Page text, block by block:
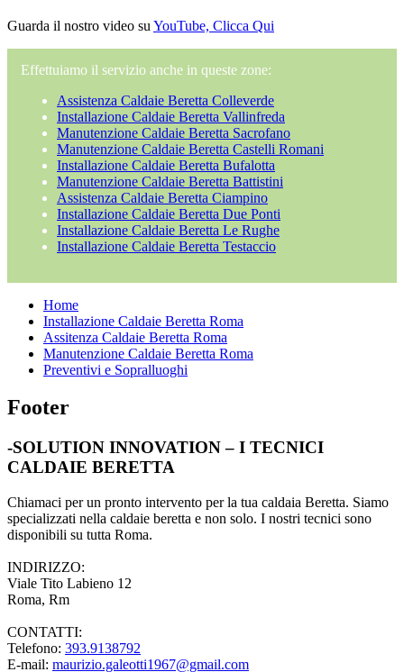
Guarda il nostro video su YouTube, Clicca Qui
Effettuiamo il servizio anche in queste zone:
Assistenza Caldaie Beretta Colleverde
Installazione Caldaie Beretta Vallinfreda
Manutenzione Caldaie Beretta Sacrofano
Manutenzione Caldaie Beretta Castelli Romani
Installazione Caldaie Beretta Bufalotta
Manutenzione Caldaie Beretta Battistini
Assistenza Caldaie Beretta Ciampino
Installazione Caldaie Beretta Due Ponti
Installazione Caldaie Beretta Le Rughe
Installazione Caldaie Beretta Testaccio
Home
Installazione Caldaie Beretta Roma
Assitenza Caldaie Beretta Roma
Manutenzione Caldaie Beretta Roma
Preventivi e Sopralluoghi
Footer
-SOLUTION INNOVATION – I TECNICI
CALDAIE BERETTA
Chiamaci per un pronto intervento per la tua caldaia Beretta. Siamo
specializzati nella caldaie beretta e non solo. I nostri tecnici sono
disponibili su tutta Roma.
INDIRIZZO:
Viale Tito Labieno 12
Roma, Rm
CONTATTI:
Telefono: 393.9138792
E-mail: maurizio.galeotti1967@gmail.com